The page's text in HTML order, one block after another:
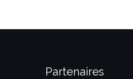
Partenaires